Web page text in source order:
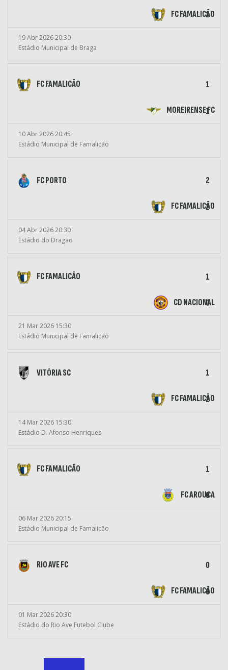
FC FAMALICÃO
2
19 Abr 2026 20:30
Estádio Municipal de Braga
FC FAMALICÃO 1
MOREIRENSE FC
1
10 Abr 2026 20:45
Estádio Municipal de Famalicão
FC PORTO 2
FC FAMALICÃO
2
04 Abr 2026 20:30
Estádio do Dragão
FC FAMALICÃO 1
CD NACIONAL
0
21 Mar 2026 15:30
Estádio Municipal de Famalicão
VITÓRIA SC 1
FC FAMALICÃO
2
14 Mar 2026 15:30
Estádio D. Afonso Henriques
FC FAMALICÃO 1
FC AROUCA
0
06 Mar 2026 20:15
Estádio Municipal de Famalicão
RIO AVE FC 0
FC FAMALICÃO
0
01 Mar 2026 20:30
Estádio do Rio Ave Futebol Clube